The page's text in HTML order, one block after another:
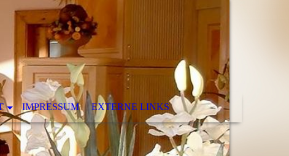
IMPRESSUM EXTERNE LINKS